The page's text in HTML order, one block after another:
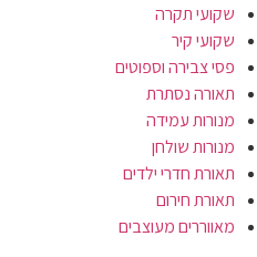
שקועי תקרה
שקועי קיר
פסי צבירה וספוטים
תאורה נסתרת
מנורות עמידה
מנורות שולחן
תאורת חדרי ילדים
תאורת חירום
מאווררים מעוצבים